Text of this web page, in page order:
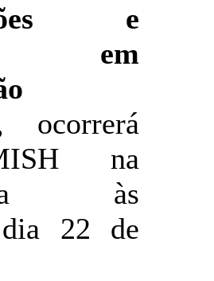
e
em
ocorrerá
na
às
22 de